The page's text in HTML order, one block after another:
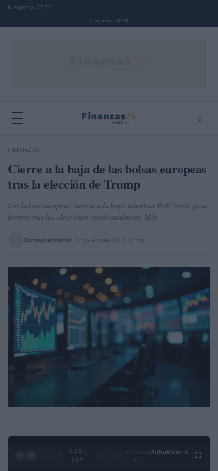
Saltar al contenido
6 agosto 2026
6 agosto 2026
⌕
Buscar
FINANZAS
Cierre a la baja de las bolsas europeas
tras la elección de Trump
Las bolsas europeas cierran a la baja, mientras Wall Street gana
terreno tras las elecciones estadounidenses. Más
Consejo editorial 6 noviembre 2024 · 3 min
0:28 /
3:09
Ad hubMedia